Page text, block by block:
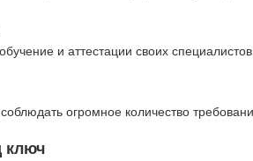
и аттестации своих
огромное количество
ключ